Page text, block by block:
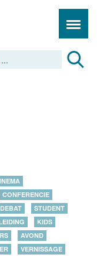
CONFERENCIE
DEBAT
STUDENT
KIDS
AVOND
VERNISSAGE